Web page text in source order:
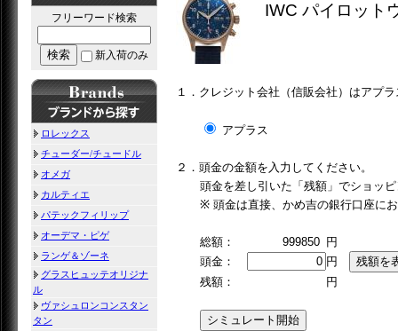
フリーワード検索
検索 新入荷のみ
ロレックス
チューダー/チュードル
オメガ
カルティエ
パテックフィリップ
オーデマ・ピゲ
ランゲ＆ゾーネ
グラスヒュッテオリジナ
ル
ヴァシュロンコンスタン
タン
IWC パイロット
１．クレジット会社（信販会社）はアプ
アプラス
２．頭金の金額を入力してください。
頭金を差し引いた「残額」でショッ
※ 頭金は直接、かめ吉の銀行口座に
総額： 999850 円
頭金：
円
残額：
円